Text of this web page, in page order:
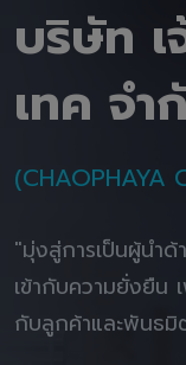
บริษัท เ
เทค จำ
(CHAOPHAYA
"มุ่งสู่การเป็นผู้นำด้
เข้ากับความยั่งยืน
กับลูกค้าและพันธมิ